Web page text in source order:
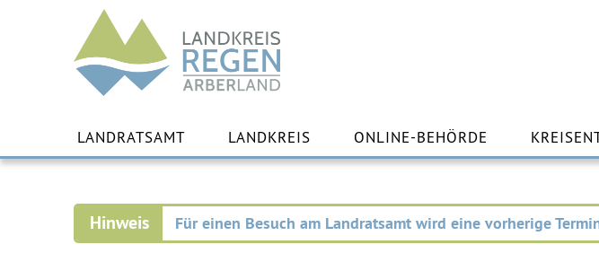
Landkreis
Regen
Inhalt
springen
LANDRATSAMT LANDKREIS ONLINE-BEHÖRDE
Für einen Besuch am Landratsamt wird eine vorherige